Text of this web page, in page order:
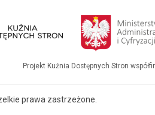
Projekt Kuźnia Dostępnych Stron
prawa zastrzeżone.